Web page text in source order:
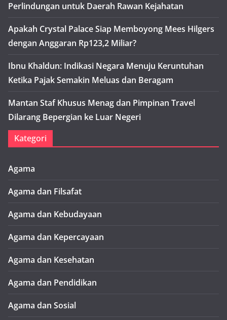
Perlindungan untuk Daerah Rawan Kejahatan
Apakah Crystal Palace Siap Memboyong Mees Hilgers
dengan Anggaran Rp123,2 Miliar?
Ibnu Khaldun: Indikasi Negara Menuju Keruntuhan
Ketika Pajak Semakin Meluas dan Beragam
Mantan Staf Khusus Menag dan Pimpinan Travel
Dilarang Bepergian ke Luar Negeri
Kategori
Agama
Agama dan Filsafat
Agama dan Kebudayaan
Agama dan Kepercayaan
Agama dan Kesehatan
Agama dan Pendidikan
Agama dan Sosial